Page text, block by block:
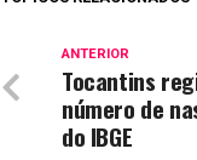
ANTERIOR
Tocantins
número de
do IBGE